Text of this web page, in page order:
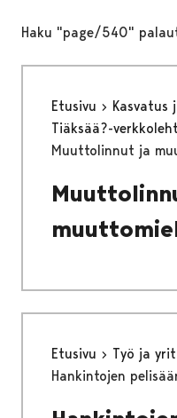
Haku "page/540"
Etusivu Kasvatus
Tiäksää?-
Muuttolinnut ja
Etusivu Työ ja
Hankintojen